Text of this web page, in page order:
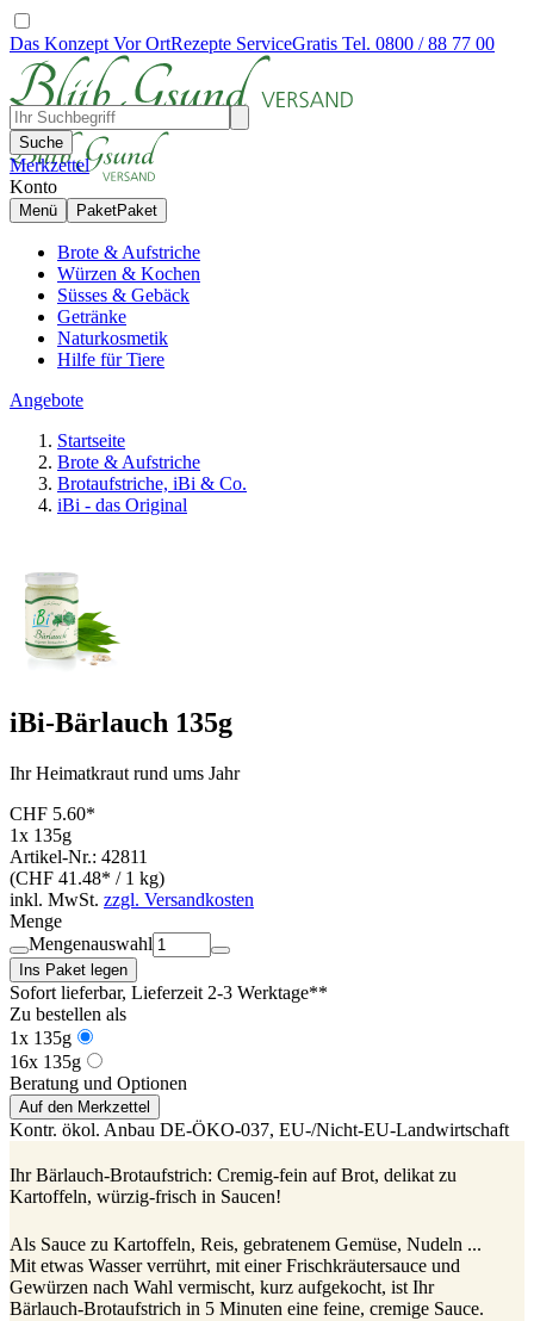
Das Konzept Vor OrtRezepte ServiceGratis Tel. 0800 / 88 77 00
Suche
Merkzettel
Konto
Menü PaketPaket
Brote & Aufstriche
Würzen & Kochen
Süsses & Gebäck
Getränke
Naturkosmetik
Hilfe für Tiere
Angebote
Startseite
Brote & Aufstriche
Brotaufstriche, iBi & Co.
iBi - das Original
iBi-Bärlauch 135g
Ihr Heimatkraut rund ums Jahr
CHF 5.60*
1x 135g
Artikel-Nr.: 42811
(CHF 41.48* / 1 kg)
inkl. MwSt. zzgl. Versandkosten
Menge
Mengenauswahl
Ins Paket legen
Sofort lieferbar, Lieferzeit 2-3 Werktage**
Zu bestellen als
1x 135g
16x 135g
Beratung und Optionen
Auf den Merkzettel
Kontr. ökol. Anbau DE-ÖKO-037, EU-/Nicht-EU-Landwirtschaft
Ihr Bärlauch-Brotaufstrich: Cremig-fein auf Brot, delikat zu
Kartoffeln, würzig-frisch in Saucen!
Als Sauce zu Kartoffeln, Reis, gebratenem Gemüse, Nudeln ...
Mit etwas Wasser verrührt, mit einer Frischkräutersauce und
Gewürzen nach Wahl vermischt, kurz aufgekocht, ist Ihr
Bärlauch-Brotaufstrich in 5 Minuten eine feine, cremige Sauce.